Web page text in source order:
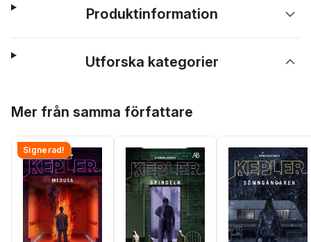
Produktinformation
Utforska kategorier
Mer från samma författare
Signerad!